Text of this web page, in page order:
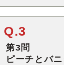
Q.3
第3問
ピーチとバ